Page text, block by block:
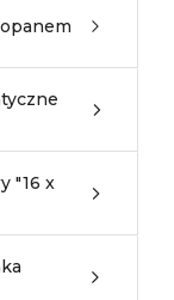
"16 x